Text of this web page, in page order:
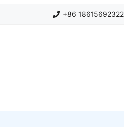
+86 18615692322